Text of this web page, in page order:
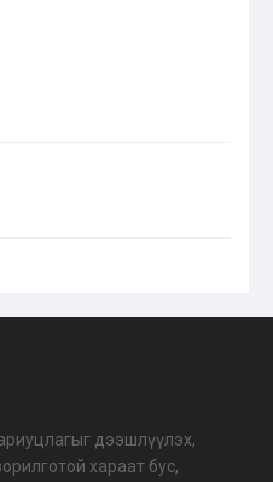
дээшлүүлэх,
хараат бус,